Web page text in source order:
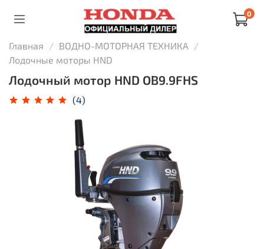
0
Главная
ВОДНО-МОТОРНАЯ ТЕХНИКА
Лодочные моторы HND
Лодочный мотор HND OB9.9FHS
(4)